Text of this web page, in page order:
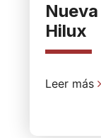
Hilux
Leer más